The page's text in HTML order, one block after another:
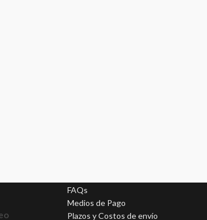
FAQs
Medios de Pago
Plazos y Costos de envío